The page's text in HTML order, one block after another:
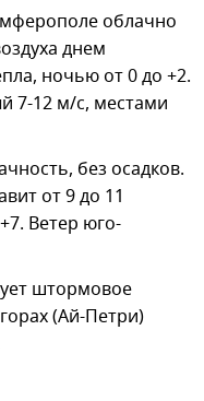
облачно
днем
ночью от 0 до +2.
7-12 м/с, местами
без осадков.
от 9 до 11
Ветер юго-
штормовое
(Ай-Петри)